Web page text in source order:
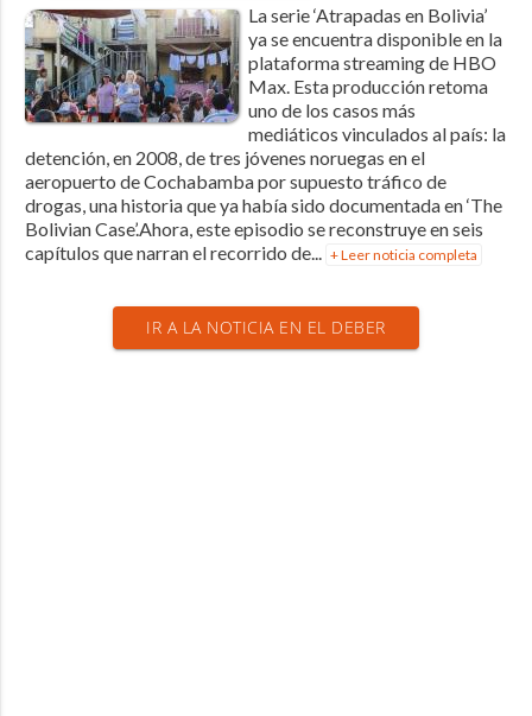
La serie ‘Atrapadas en Bolivia’
ya se encuentra disponible en la
plataforma streaming de HBO
Max. Esta producción retoma
uno de los casos más
mediáticos vinculados al país: la
detención, en 2008, de tres jóvenes noruegas en el
aeropuerto de Cochabamba por supuesto tráfico de
drogas, una historia que ya había sido documentada en ‘The
Bolivian Case’.Ahora, este episodio se reconstruye en seis
capítulos que narran el recorrido de... + Leer noticia completa
IR A LA NOTICIA EN EL DEBER